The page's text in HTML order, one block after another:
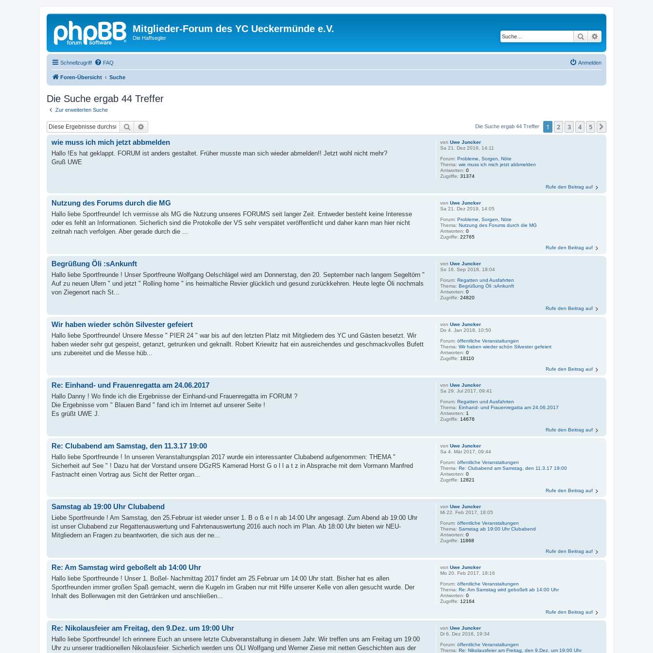
Mitglieder-Forum des YC Ueckermünde e.V.
Die Haffsegler Suche
Schnellzugriff FAQ Anmelden
Foren-Übersicht Suche
Die Suche ergab 44 Treffer
Zur erweiterten Suche
Suche Die Suche ergab 44 Treffer 1 2 3 4 5
vonUwe Juncker
Sa 21. Dez 2019, 14:11
Forum:Probleme, Sorgen, Nöte
Thema:wie muss ich mich jetzt abbmelden
Antworten:0
Zugriffe:31374
wie muss ich mich jetzt abbmelden
Hallo !Es hat geklappt. FORUM ist anders gestaltet. Früher musste man sich wieder abmelden!! Jetzt wohl nicht mehr?
Gruß UWE
Rufe den Beitrag auf
vonUwe Juncker
Sa 21. Dez 2019, 14:05
Forum:Probleme, Sorgen, Nöte
Thema:Nutzung des Forums durch die MG
Antworten:0
Zugriffe:22765
Nutzung des Forums durch die MG
Hallo liebe Sportfreunde! Ich vermisse als MG die Nutzung unseres FORUMS seit langer Zeit. Entweder besteht keine Interesse
oder es fehlt an Informationen. Sicherlich sind die Protokolle der VS sehr verspätet veröffentlicht und daher kann man hier nicht
zeitnah nach verfolgen. Aber gerade durch die ...
Rufe den Beitrag auf
vonUwe Juncker
So 16. Sep 2018, 18:04
Forum:Regatten und Ausfahrten
Thema:Begrüßung Öli :sAnkunft
Antworten:0
Zugriffe:24820
Begrüßung Öli :sAnkunft
Hallo liebe Sportfreunde ! Unser Sportfreune Wolfgang Oelschlägel wird am Donnerstag, den 20. September nach langem Segeltörn "
Auf zu neuen Ufern " und jetzt " Rolling home " ins heimaltiche Revier glücklich und gesund zurückkehren. Heute legte Öli nochmals
von Ziegenort nach St...
Rufe den Beitrag auf
vonUwe Juncker
Do 4. Jan 2018, 10:50
Forum:öffentliche Veranstaltungen
Thema:Wir haben wieder schön Silvester gefeiert
Antworten:0
Zugriffe: 18110
Wir haben wieder schön Silvester gefeiert
Hallo liebe Sportfreunde! Unsere Messe " PIER 24 " war bis auf den letzten Platz mit Mitgliedern des YC und Gästen besetzt. Wir
haben wieder sehr gut gespeist, getanzt, getrunken und geknallt. Robert Kriewitz hat ein ausreichendes und geschmackvolles Bufett
uns zubereitet und die Messe hüb...
Rufe den Beitrag auf
vonUwe Juncker
Sa 29. Jul 2017, 09:41
Forum:Regatten und Ausfahrten
Thema:Einhand- und Frauenregatta am 24.06.2017
Antworten: 1
Zugriffe: 14676
Re: Einhand- und Frauenregatta am 24.06.2017
Hallo Danny ! Wo finde ich die Ergebnisse der Einhand-und Frauenregatta im FORUM ?
Die Ergebnisse vom " Blauen Band " fand ich im Internet auf unserer Seite !
Es grüßt UWE J.
Rufe den Beitrag auf
vonUwe Juncker
Sa 4. Mär 2017, 09:44
Forum:öffentliche Veranstaltungen
Thema:Re: Clubabend am Samstag, den 11.3.17 19:00
Antworten:0
Zugriffe: 12821
Re: Clubabend am Samstag, den 11.3.17 19:00
Hallo liebe Sportfreunde ! In unseren Veranstaltungsplan 2017 wurde ein interessanter Clubabend aufgenommen: THEMA "
Sicherheit auf See " ! Dazu hat der Vorstand unsere DGzRS Kamerad Horst G o l l a t z in Absprache mit dem Vormann Manfred
Fastnacht einen Vortrag aus Sicht der Retter organ...
Rufe den Beitrag auf
vonUwe Juncker
Mi 22. Feb 2017, 18:05
Forum:öffentliche Veranstaltungen
Thema:Samstag ab 19:00 Uhr Clubabend
Antworten:0
Zugriffe: 11868
Samstag ab 19:00 Uhr Clubabend
Liebe Sportfreunde ! Am Samstag, den 25.Februar ist wieder unser 1. B o ß e l n ab 14:00 Uhr angesagt. Zum Abend ab 19:00 Uhr
ist unser Clubabend zur Regattenauswertung und Fahrtenauswertung 2016 auch noch im Plan. Ab 18:00 Uhr bieten wir NEU-
Mitgliedern an Fragen zu beantworten, die sich aus der ne...
Rufe den Beitrag auf
vonUwe Juncker
Mo 20. Feb 2017, 18:16
Forum:öffentliche Veranstaltungen
Thema:Re: Am Samstag wird geboßelt ab 14:00 Uhr
Antworten:0
Zugriffe: 12164
Re: Am Samstag wird geboßelt ab 14:00 Uhr
Hallo liebe Sportfreunde ! Unser 1. Boßel- Nachmittag 2017 findet am 25.Februar um 14:00 Uhr statt. Bisher hat es allen
Sportfreunden immer großen Spaß gemacht, wenn die Kugeln im Graben nur mit Hilfe unserer Kelle von allen gesucht wurde. Der
Inhalt des Bollerwagen mit den Getränken und anschließen...
Rufe den Beitrag auf
vonUwe Juncker
Di 6. Dez 2016, 19:34
Forum:öffentliche Veranstaltungen
Thema:Re: Nikolausfeier am Freitag, den 9.Dez. um 19:00 Uhr
Re: Nikolausfeier am Freitag, den 9.Dez. um 19:00 Uhr
Hallo liebe Sportfreunde! Ich erinnere Euch an unsere letzte Clubveranstaltung in diesem Jahr. Wir treffen uns am Freitag um 19:00
Uhr zu unserer traditionellen Nikolausfeier. Sicherlich werden uns ÖLI Wolfgang und Werner Ziese mit netten Geschichten aus der